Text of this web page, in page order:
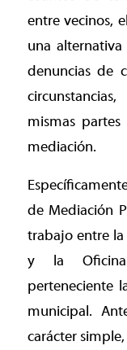
entre vecinos,
una
denuncias de
mismas
mediación.
de Mediación
trabajo entre la
y la Oficina
perteneciente
municipal.
carácter